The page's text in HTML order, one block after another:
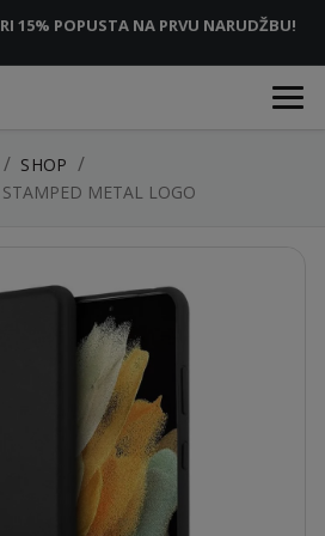
15% POPUSTA NA PRVU NARUDŽBU!
SHOP
METAL LOGO